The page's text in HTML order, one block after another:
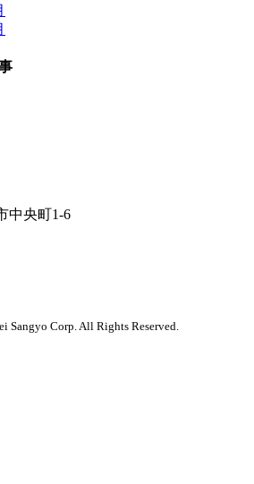
中央町1-6
Sangyo Corp. All Rights Reserved.